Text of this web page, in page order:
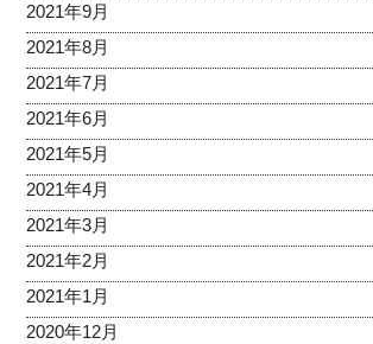
2021年9月
2021年8月
2021年7月
2021年6月
2021年5月
2021年4月
2021年3月
2021年2月
2021年1月
2020年12月